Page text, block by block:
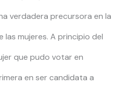
verdadera precursora en la
mujeres. A principio del
que pudo votar en
en ser candidata a